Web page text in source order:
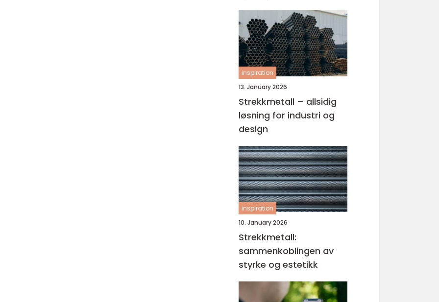
inspiration
13. January 2026
Strekkmetall – allsidig
løsning for industri og
design
inspiration
10. January 2026
Strekkmetall:
sammenkoblingen av
styrke og estetikk